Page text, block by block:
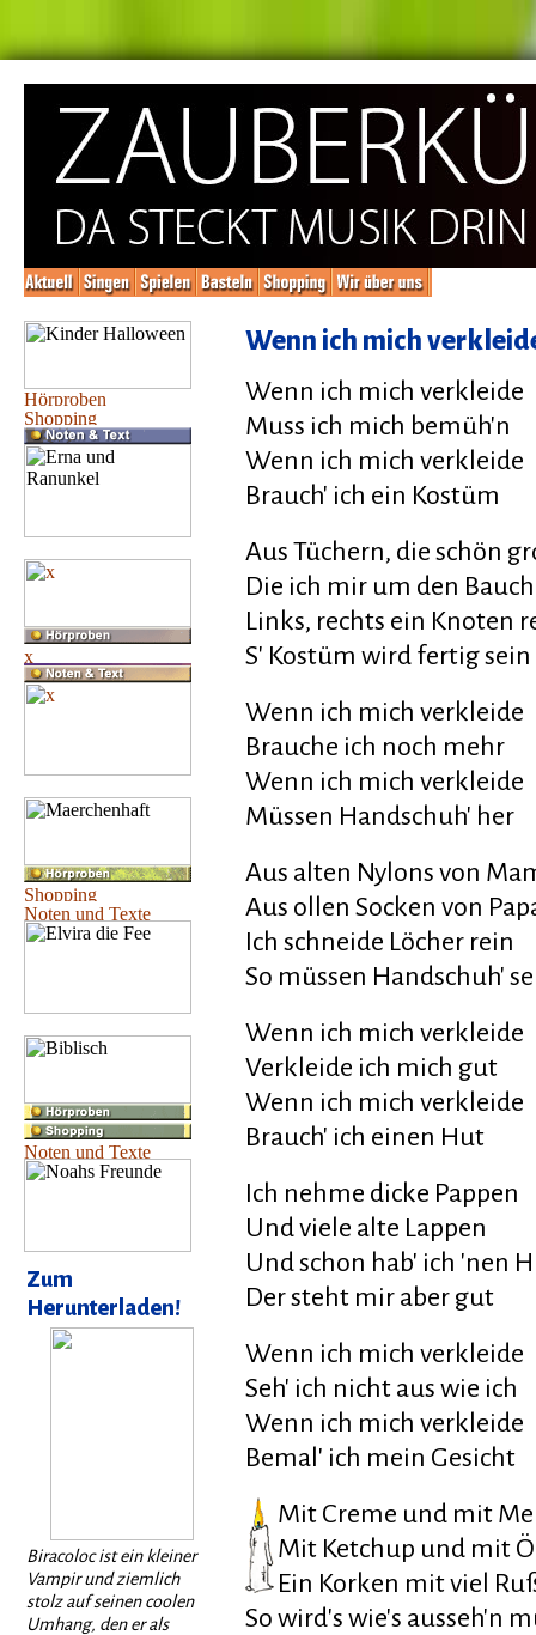
Zum
Herunterladen!
Biracoloc ist ein kleiner
Vampir und ziemlich
stolz auf seinen coolen
Umhang, den er als
Wenn ich mich
Wenn ich mich verkleide
Muss ich mich bemüh'n
Wenn ich mich verkleide
Brauch' ich ein Kostüm
Aus Tüchern, die schön
Die ich mir um den
Links, rechts ein Knoten
S' Kostüm wird fertig sein
Wenn ich mich verkleide
Brauche ich noch mehr
Wenn ich mich verkleide
Müssen Handschuh' her
Aus alten Nylons von
Aus ollen Socken von
Ich schneide Löcher rein
So müssen Handschuh'
Wenn ich mich verkleide
Verkleide ich mich gut
Wenn ich mich verkleide
Brauch' ich einen Hut
Ich nehme dicke Pappen
Und viele alte Lappen
Und schon hab' ich 'nen
Der steht mir aber gut
Wenn ich mich verkleide
Seh' ich nicht aus wie ich
Wenn ich mich verkleide
Bemal' ich mein Gesicht
Mit Creme und mit
Mit Ketchup und mit
Ein Korken mit viel
So wird's wie's ausseh'n